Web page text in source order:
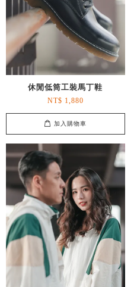
休閒低筒工裝馬丁鞋
NT$ 1,880
加入購物車